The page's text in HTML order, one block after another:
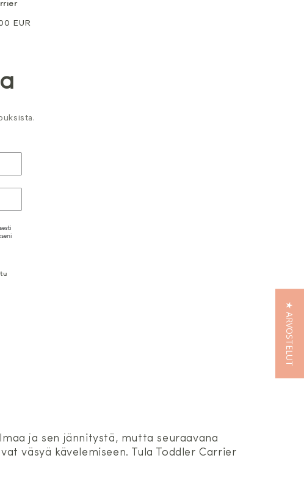
EUR
ja sen jännitystä, mutta seuraavana
väsyä kävelemiseen. Tula Toddler Carrier
★ ARVOSTELUT